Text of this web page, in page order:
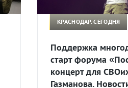
КРАСНОДАР. СЕГОДНЯ
Поддержка
старт форума
концерт для
Газманова.